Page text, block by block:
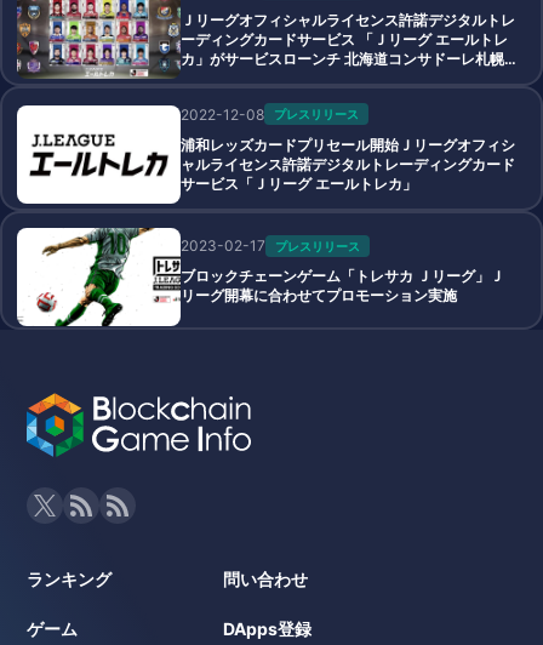
Ｊリーグオフィシャルライセンス許諾デジタルトレ
ーディングカードサービス 「Ｊリーグ エールトレ
カ」がサービスローンチ 北海道コンサドーレ札幌
2022-12-08
プレスリリース
浦和レッズカードプリセール開始Ｊリーグオフィシ
ャルライセンス許諾デジタルトレーディングカード
サービス「Ｊリーグ エールトレカ」
2023-02-17 プレスリリース
ブロックチェーンゲーム「トレサカ Ｊリーグ」Ｊ
リーグ開幕に合わせてプロモーション実施
ランキング
ゲーム
問い合わせ
DApps登録